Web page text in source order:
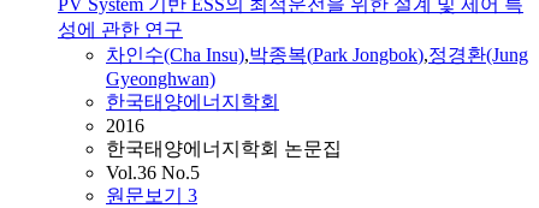
PV System 기반 ESS의 최적운전을 위한 설계 및 제어 특
성에 관한 연구
차인수(Cha Insu),박종복(Park Jongbok),정경환(Jung
Gyeonghwan)
한국태양에너지학회
2016
한국태양에너지학회 논문집
Vol.36 No.5
원문보기 3